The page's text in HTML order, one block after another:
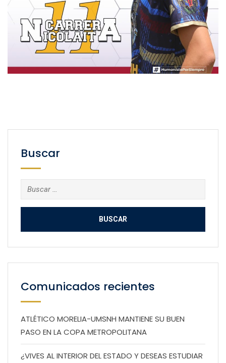
Buscar
Buscar:
Comunicados recientes
ATLÉTICO MORELIA-UMSNH MANTIENE SU BUEN
PASO EN LA COPA METROPOLITANA
¿VIVES AL INTERIOR DEL ESTADO Y DESEAS ESTUDIAR